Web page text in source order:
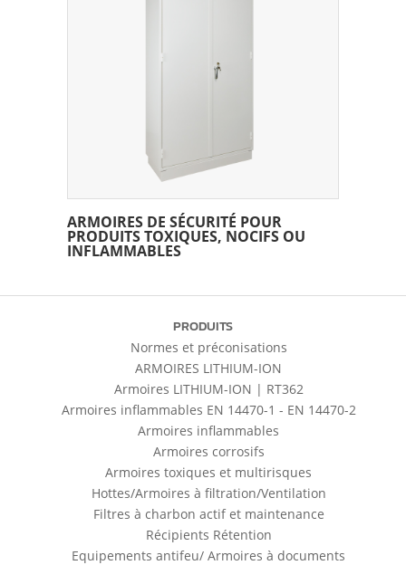
ARMOIRES DE SÉCURITÉ POUR
PRODUITS TOXIQUES, NOCIFS OU
INFLAMMABLES
PRODUITS
Normes et préconisations
ARMOIRES LITHIUM-ION
Armoires LITHIUM-ION | RT362
Armoires inflammables EN 14470-1 - EN 14470-2
Armoires inflammables
Armoires corrosifs
Armoires toxiques et multirisques
Hottes/Armoires à filtration/Ventilation
Filtres à charbon actif et maintenance
Récipients Rétention
Equipements antifeu/ Armoires à documents